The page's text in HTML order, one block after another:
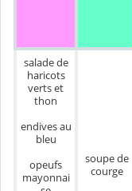
salade de
haricots
verts et
thon
endives au
bleu
opeufs
mayonnai
soupe de
courge